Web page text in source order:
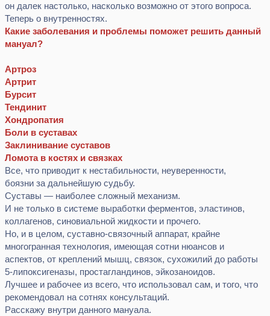
он далек настолько, насколько возможно от этого вопроса.
Теперь о внутренностях.
Какие заболевания и проблемы поможет решить данный
мануал?
Артроз
Артрит
Бурсит
Тендинит
Хондропатия
Боли в суставах
Заклинивание суставов
Ломота в костях и связках
Все, что приводит к нестабильности, неуверенности,
боязни за дальнейшую судьбу.
Суставы — наиболее сложный механизм.
И не только в системе выработки ферментов, эластинов,
коллагенов, синовиальной жидкости и прочего.
Но, и в целом, суставно-связочный аппарат, крайне
многогранная технология, имеющая сотни нюансов и
аспектов, от креплений мышц, связок, сухожилий до работы
5-липоксигеназы, простагландинов, эйкозаноидов.
Лучшее и рабочее из всего, что использовал сам, и того, что
рекомендовал на сотнях консультаций.
Расскажу внутри данного мануала.